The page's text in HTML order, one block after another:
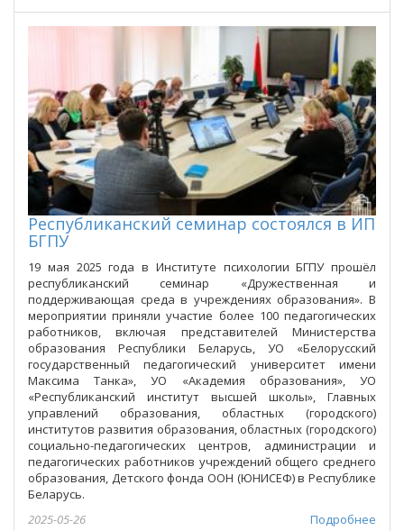
Республиканский семинар состоялся в ИП
БГПУ
19 мая 2025 года в Институте психологии БГПУ прошёл
республиканский семинар «Дружественная и
поддерживающая среда в учреждениях образования». В
мероприятии приняли участие более 100 педагогических
работников, включая представителей Министерства
образования Республики Беларусь, УО «Белорусский
государственный педагогический университет имени
Максима Танка», УО «Академия образования», УО
«Республиканский институт высшей школы», Главных
управлений образования, областных (городского)
институтов развития образования, областных (городского)
социально-педагогических центров, администрации и
педагогических работников учреждений общего среднего
образования, Детского фонда ООН (ЮНИСЕФ) в Республике
Беларусь.
Подробнее
2025-05-26